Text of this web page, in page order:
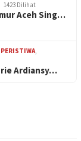
1423 Dilihat
Aceh Sing…
PERISTIWA,
Ardiansy…